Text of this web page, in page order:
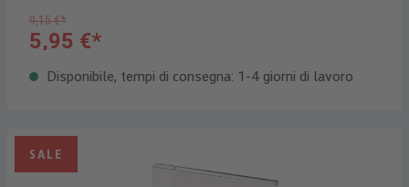
9,15 €*
5,95 €*
Disponibile, tempi di consegna: 1-4 giorni di lavoro
SALE